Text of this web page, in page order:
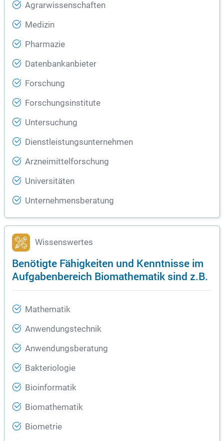
Agrarwissenschaften
Medizin
Pharmazie
Datenbankanbieter
Forschung
Forschungsinstitute
Untersuchung
Dienstleistungsunternehmen
Arzneimittelforschung
Universitäten
Unternehmensberatung
Wissenswertes
Benötigte Fähigkeiten und Kenntnisse im
Aufgabenbereich Biomathematik sind z.B.
Mathematik
Anwendungstechnik
Anwendungsberatung
Bakteriologie
Bioinformatik
Biomathematik
Biometrie